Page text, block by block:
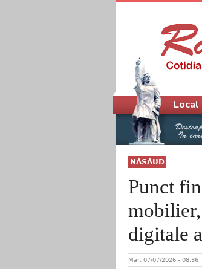
NĂSĂUD
Punct
digitale
Mar, 07/07/2026 - 08:36
Meniu
Local